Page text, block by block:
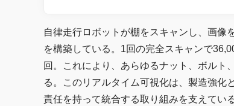
自律走行ロボットが棚をスキャンし、画像
を構築している。1回の完全スキャンで
回。これにより、あらゆるナット、ボルト
る。このリアルタイム可視化は、製造強化
責任を持って統合する取り組みを支えている